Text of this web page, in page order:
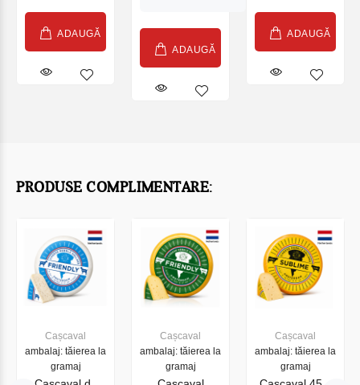
ADAUGĂ
ADAUGĂ
ADAUGĂ
PRODUSE COMPLIMENTARE:
Cașcaval
ambalaj: tăierea la
gramaj
Cașcaval
ambalaj: tăierea la
gramaj
Cașcaval
ambalaj: tăierea la
gramaj